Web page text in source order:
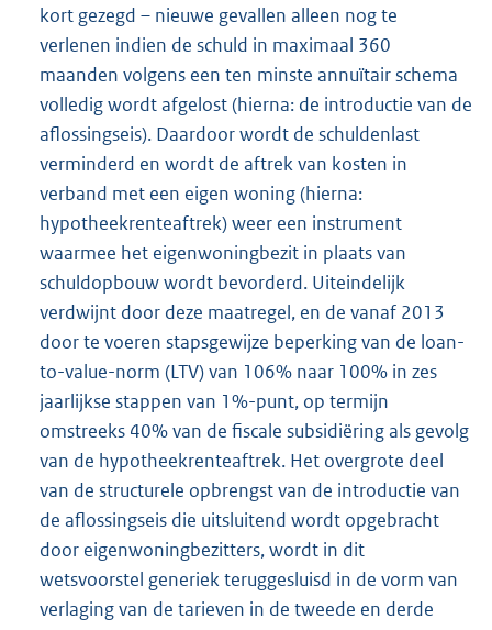
kort gezegd – nieuwe gevallen alleen nog te
verlenen indien de schuld in maximaal 360
maanden volgens een ten minste annuïtair schema
volledig wordt afgelost (hierna: de introductie van de
aflossingseis). Daardoor wordt de schuldenlast
verminderd en wordt de aftrek van kosten in
verband met een eigen woning (hierna:
hypotheekrenteaftrek) weer een instrument
waarmee het eigenwoningbezit in plaats van
schuldopbouw wordt bevorderd. Uiteindelijk
verdwijnt door deze maatregel, en de vanaf 2013
door te voeren stapsgewijze beperking van de loan-
to-value-norm (LTV) van 106% naar 100% in zes
jaarlijkse stappen van 1%-punt, op termijn
omstreeks 40% van de fiscale subsidiëring als gevolg
van de hypotheekrenteaftrek. Het overgrote deel
van de structurele opbrengst van de introductie van
de aflossingseis die uitsluitend wordt opgebracht
door eigenwoningbezitters, wordt in dit
wetsvoorstel generiek teruggesluisd in de vorm van
verlaging van de tarieven in de tweede en derde